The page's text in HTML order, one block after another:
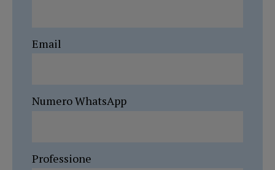
Email
Numero WhatsApp
Professione